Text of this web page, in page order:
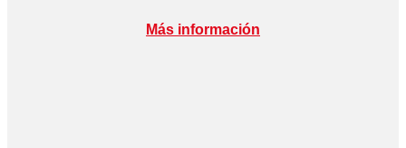
Más información